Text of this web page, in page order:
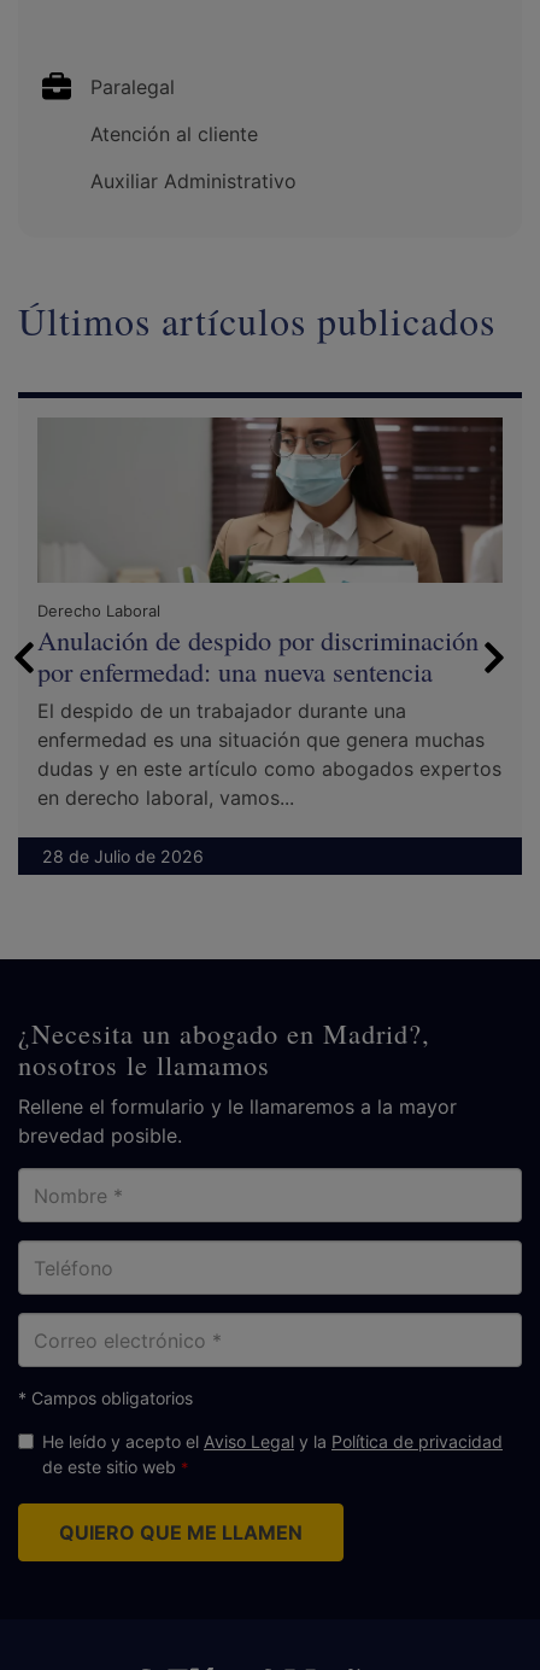
Paralegal
Atención al cliente
Auxiliar Administrativo
Últimos artículos publicados
Derecho Laboral
Anulación de despido por discriminación
por enfermedad: una nueva sentencia
El despido de un trabajador durante una
enfermedad es una situación que genera muchas
dudas y en este artículo como abogados expertos
en derecho laboral, vamos...
28 de Julio de 2026
¿Necesita un abogado en Madrid?,
nosotros le llamamos
Rellene el formulario y le llamaremos a la mayor
brevedad posible.
electrónico
* Campos obligatorios
He leído y acepto el Aviso Legal y la Política de privacidad
de este sitio web
QUIERO QUE ME LLAMEN